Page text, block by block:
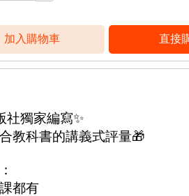
社獨家編寫✨
合教科書的講義式評量🎁
都有